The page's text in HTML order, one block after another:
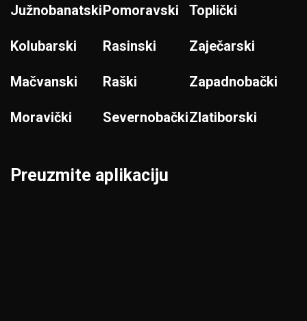
Južnobanatski
Kolubarski
Mačvanski
Moravički
Pomoravski
Rasinski
Raški
Severnobački
Toplički
Zaječarski
Zapadnobački
Zlatiborski
Preuzmite aplikaciju